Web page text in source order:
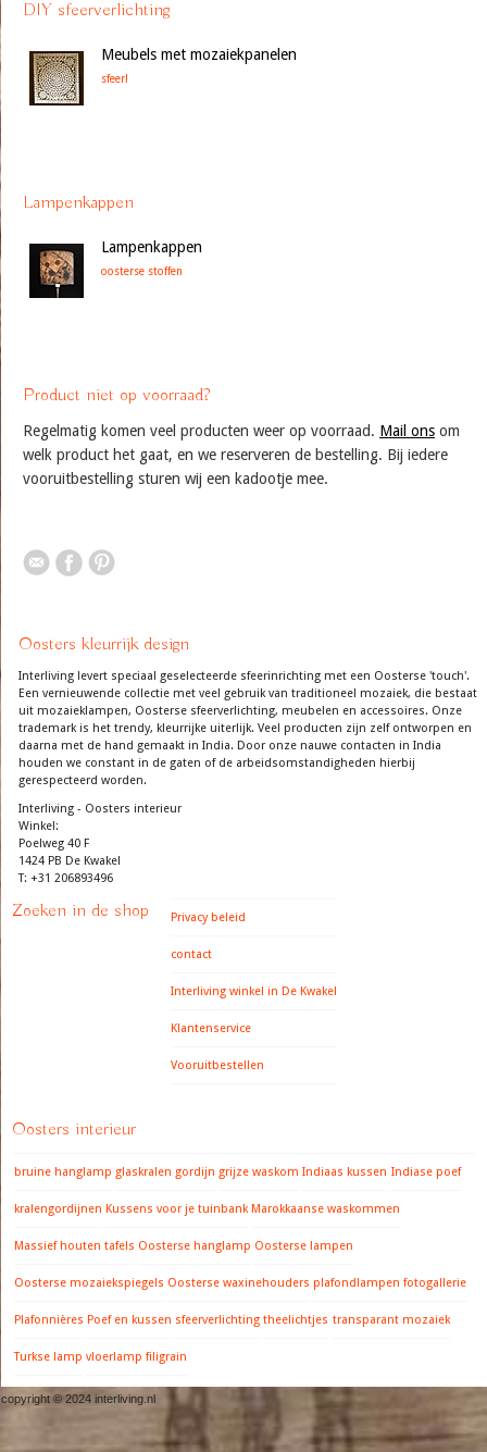
DIY sfeerverlichting
Meubels met mozaiekpanelen
sfeer!
Lampenkappen
Lampenkappen
oosterse stoffen
Product niet op voorraad?
Regelmatig komen veel producten weer op voorraad. Mail ons om
welk product het gaat, en we reserveren de bestelling. Bij iedere
vooruitbestelling sturen wij een kadootje mee.
Oosters kleurrijk design
Interliving levert speciaal geselecteerde sfeerinrichting met een Oosterse 'touch'.
Een vernieuwende collectie met veel gebruik van traditioneel mozaiek, die bestaat
uit mozaieklampen, Oosterse sfeerverlichting, meubelen en accessoires. Onze
trademark is het trendy, kleurrijke uiterlijk. Veel producten zijn zelf ontworpen en
daarna met de hand gemaakt in India. Door onze nauwe contacten in India
houden we constant in de gaten of de arbeidsomstandigheden hierbij
gerespecteerd worden.
Interliving - Oosters interieur
Winkel:
Poelweg 40 F
1424 PB De Kwakel
T: +31 206893496
Zoeken in de shop Privacy beleid
contact
Interliving winkel in De Kwakel
Klantenservice
Vooruitbestellen
Oosters interieur
bruine hanglamp glaskralen gordijn grijze waskom Indiaas kussen Indiase poef
kralengordijnen Kussens voor je tuinbank Marokkaanse waskommen
Massief houten tafels Oosterse hanglamp Oosterse lampen
Oosterse mozaiekspiegels Oosterse waxinehouders plafondlampen fotogallerie
Plafonnières Poef en kussen sfeerverlichting theelichtjes transparant mozaiek
Turkse lamp vloerlamp filigrain
copyright © 2024 interliving.nl